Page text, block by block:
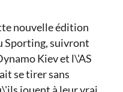
nouvelle édition
Sporting, suivront
Kiev et l\'AS
se tirer sans